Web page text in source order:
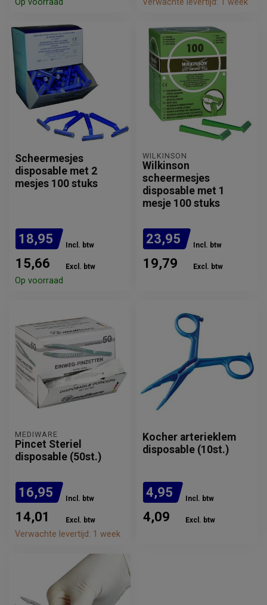
Op voorraad Verwachte levertijd: 1 week
Scheermesjes
disposable met 2
mesjes 100 stuks
18,95 Incl. btw
15,66 Excl. btw
Op voorraad
WILKINSON
Wilkinson
scheermesjes
disposable met 1
mesje 100 stuks
23,95 Incl. btw
19,79 Excl. btw
MEDIWARE
Pincet Steriel
disposable (50st.)
16,95 Incl. btw
14,01 Excl. btw
Verwachte levertijd: 1 week
Kocher arterieklem
disposable (10st.)
4,95 Incl. btw
4,09 Excl. btw